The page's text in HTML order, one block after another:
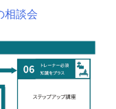
相談会